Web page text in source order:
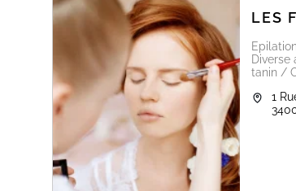
Nous travaillons avec les produits marins
Nous proposons des soins visage , soins
Des cures LPG visage(
Nous proposons des produits bio à la
.
Pour les prestations esthétiques merci de
vous en me précisant vos coordonnées .
LES
tanin /
1